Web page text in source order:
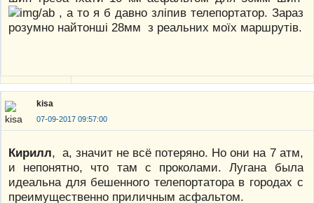
, а то я б давно зліпив телепортатор. Зараз
розумно найтонші 28мм з реальних моїх маршрутів.
kisa
07-09-2017 09:57:00
Кирилл, а, значит не всё потеряно. Но они на 7 атм,
и непонятно, что там с проколами. Лугана была
идеальна для бешенного телепортатора в городах с
преимущественно приличным асфальтом.